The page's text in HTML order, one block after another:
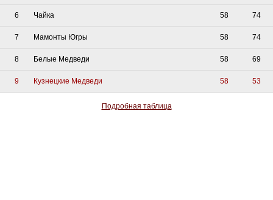
6 Чайка 58 74
7 Мамонты Югры 58 74
8 Белые Медведи 58 69
9 Кузнецкие Медведи 58 53
Подробная таблица